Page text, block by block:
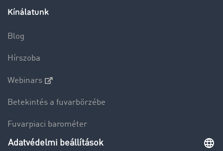
Kínálatunk
Blog
Hírszoba
Webinars
Betekintés a fuvarbörzébe
Fuvarpiaci barométer
Transzportlexikon